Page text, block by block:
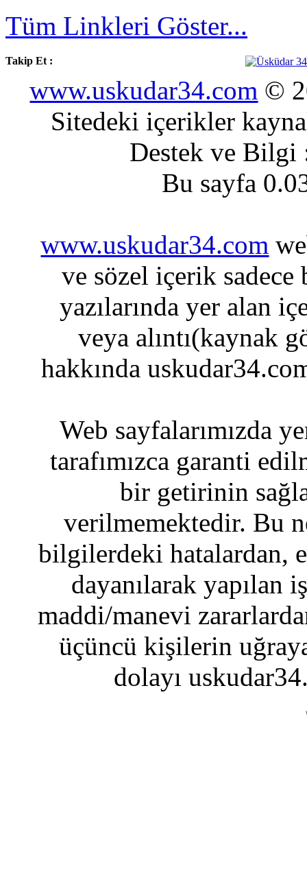
Tüm Linkleri Göster...
Takip Et :
www.uskudar34.com ©
Sitedeki içerikler
Destek ve
Bu sayfa
www.uskudar34.com
ve sözel içerik sadece
yazılarında yer alan
veya alıntı(kaynak
hakkında
Web sayfalarımızda
tarafımızca garanti
bir getirinin
verilmemektedir. Bu
bilgilerdeki hatalardan,
dayanılarak yapılan
maddi/manevi
üçüncü kişilerin
dolayı